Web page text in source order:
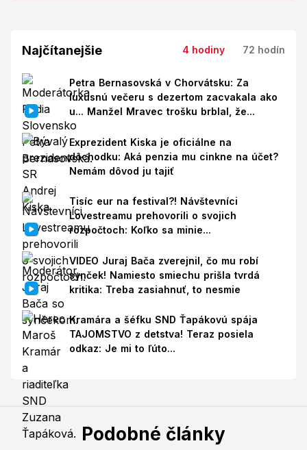
Najčítanejšie 4 hodiny 72 hodín
Petra Bernasovská v Chorvátsku: Za
luxusnú večeru s dezertom zacvakala ako
u... Manžel Mravec trošku brblal, že...
Exprezident Kiska je oficiálne na
dôchodku: Aká penzia mu cinkne na účet?
Nemám dôvod ju tajiť
Tisíc eur na festival?! Návštevníci
Lovestreamu prehovorili o svojich
rozpočtoch: Koľko sa minie...
VIDEO Juraj Bača zverejnil, čo mu robí
synček! Namiesto smiechu prišla tvrdá
kritika: Treba zasiahnuť, to nesmie
Kramára a šéfku SND Ťapákovú spája
TAJOMSTVO z detstva! Teraz posiela
odkaz: Je mi to ľúto...
Podobné články